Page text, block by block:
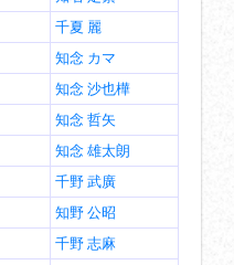
千夏 麗
知念 カマ
知念 沙也樺
知念 哲矢
知念 雄太朗
千野 武廣
知野 公昭
千野 志麻